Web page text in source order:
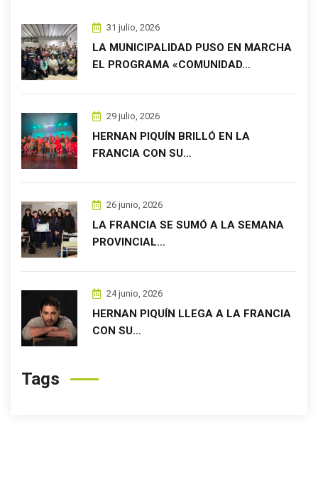
31 julio, 2026
LA MUNICIPALIDAD PUSO EN MARCHA
EL PROGRAMA «COMUNIDAD…
29 julio, 2026
HERNAN PIQUÍN BRILLÓ EN LA
FRANCIA CON SU…
26 junio, 2026
LA FRANCIA SE SUMÓ A LA SEMANA
PROVINCIAL…
24 junio, 2026
HERNAN PIQUÍN LLEGA A LA FRANCIA
CON SU…
Tags